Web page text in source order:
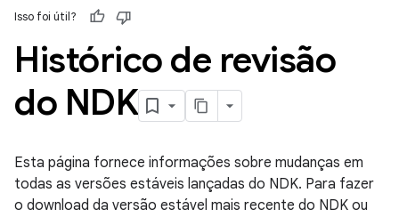
Isso foi útil?
Histórico de revisão
do NDK
Esta página fornece informações sobre mudanças em
todas as versões estáveis lançadas do NDK. Para fazer
o download da versão estável mais recente do NDK ou